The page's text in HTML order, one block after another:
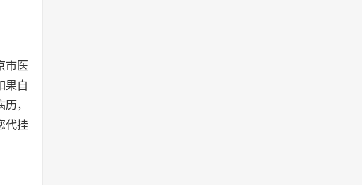
市医
果自
，
代挂